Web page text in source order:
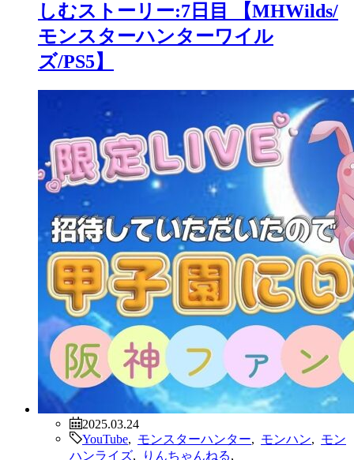
しむストーリー:7日目 【MHWilds/
モンスターハンターワイル
ズ/PS5】
2025.03.24
YouTube
モンスターハンター モンハン
モン
ハンライズ
りんちゃんねる